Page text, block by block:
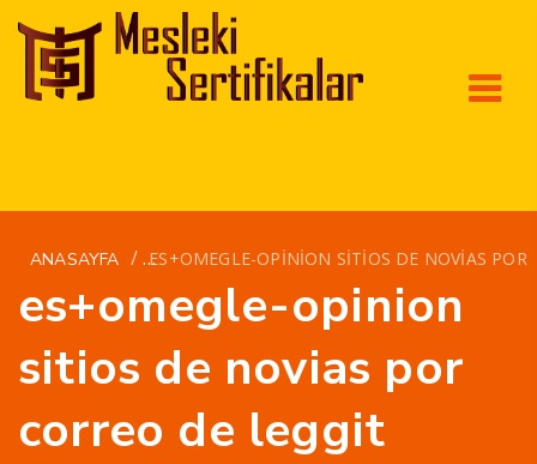
ANASAYFA / ES+OMEGLE-OPINION SITIOS DE NOVIAS POR
es+omegle-opinion
sitios de novias por
correo de leggit